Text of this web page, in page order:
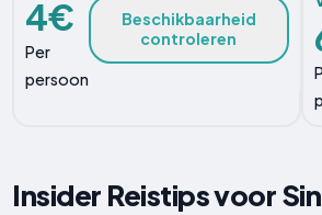
4€
Per
persoon
Beschikbaarheid
controleren
Insider Reistips voor